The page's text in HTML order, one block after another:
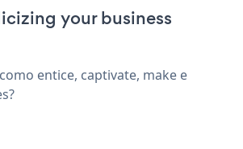
your business
entice, captivate, make e